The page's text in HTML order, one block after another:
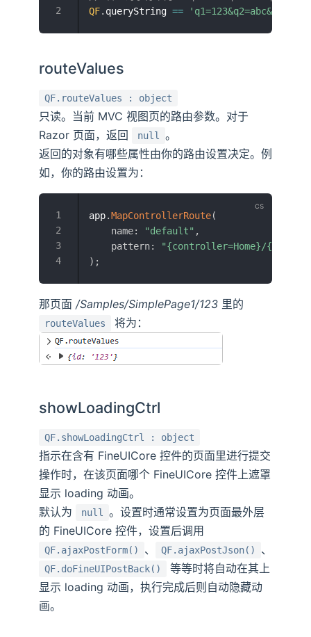
QF. queryString ==
routeValues
QF.routeValues : object
只读。当前 MVC 视图页的路由参数。对于
Razor 页面，返回
null 。
返回的对象有哪些属性由你的路由设置决定。例
如，你的路由设置为：
app.MapControllerRoute(
name: "default" ,
pattern:
"{controller=Home}/
) ;
那页面 /Samples/SimplePage1/123 里的
routeValues 将为：
showLoadingCtrl
QF.showLoadingCtrl : object
指示在含有 FineUICore 控件的页面里进行提交
操作时，在该页面哪个 FineUICore 控件上遮罩
显示 loading 动画。
默认为
null
。设置时通常设置为页面最外层
的 FineUICore 控件，设置后调用
QF.ajaxPostForm() 、 QF.ajaxPostJson() 、
QF.doFineUIPostBack()
等等时将自动在其上
显示 loading 动画，执行完成后则自动隐藏动
画。